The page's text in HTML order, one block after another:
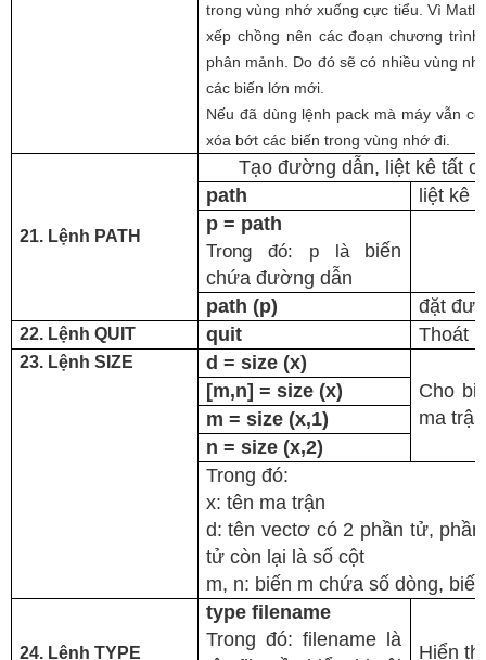
trong vùng nhớ xuống cực tiểu. Vì
xếp chồng nên các đoạn chương
phân mảnh. Do đó sẽ có nhiều vùng
các biến lớn mới.
Nếu đã dùng lệnh pack mà máy vẫn
xóa bớt các biến trong vùng nhớ đi.
21. Lệnh PATH
Tạo đường dẫn, liệt kê tất
path
liệt kê
p = path
Trong đó: p là biến
chứa đường dẫn
path (p)
đặt
22. Lệnh QUIT quit Thoát
23. Lệnh SIZE
d = size (x)
Cho
ma trận
[m,n] = size (x)
m = size (x,1)
n = size (x,2)
Trong đó:
x: tên ma trận
d: tên vectơ có 2 phần tử,
tử còn lại là số cột
m, n: biến m chứa số dòng,
24. Lệnh TYPE
type filename
Trong đó: filename là
Hiển